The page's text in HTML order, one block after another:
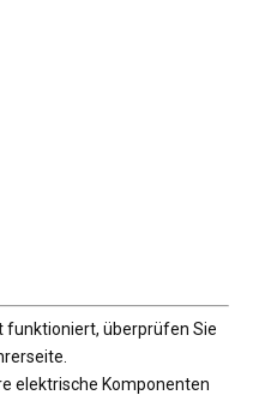
funktioniert, überprüfen Sie
elektrische Komponenten